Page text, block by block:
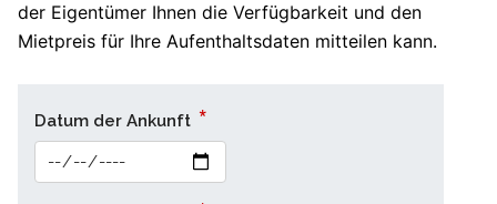
der Eigentümer Ihnen die Verfügbarkeit und den
Mietpreis für Ihre Aufenthaltsdaten mitteilen kann.